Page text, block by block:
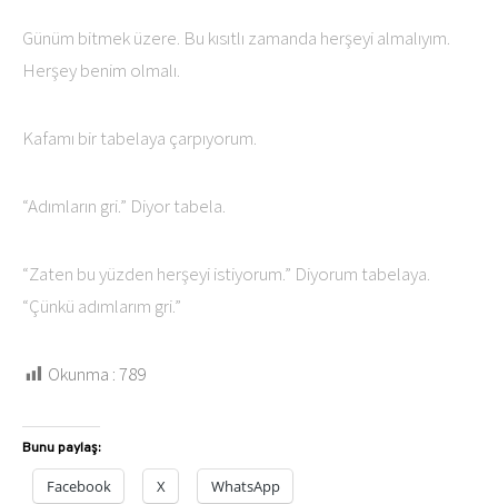
Günüm bitmek üzere. Bu kısıtlı zamanda herşeyi almalıyım.
Herşey benim olmalı.
Kafamı bir tabelaya çarpıyorum.
“Adımların gri.” Diyor tabela.
“Zaten bu yüzden herşeyi istiyorum.” Diyorum tabelaya.
“Çünkü adımlarım gri.”
Okunma :789
Bunu paylaş:
Facebook X WhatsApp